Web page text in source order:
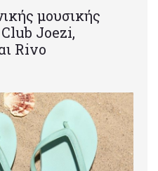
μουσικής
Joezi,
Rivo